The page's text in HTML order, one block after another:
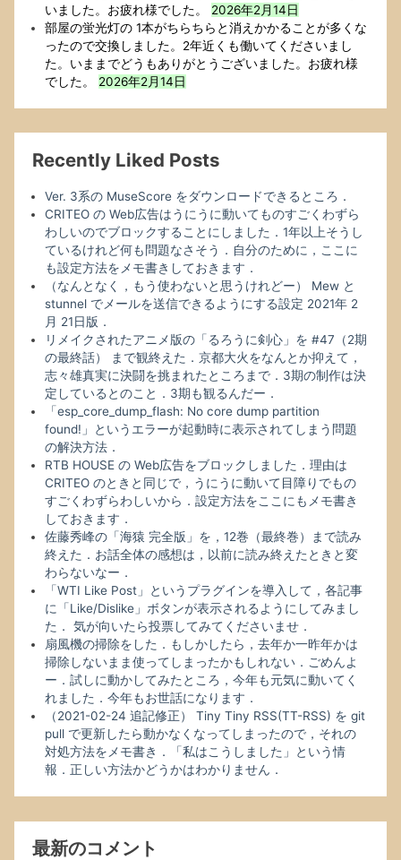
いました。お疲れ様でした。
2026年2月14日
部屋の蛍光灯の 1本がちらちらと消えかかることが多くな
ったので交換しました。2年近くも働いてくださいまし
た。いままでどうもありがとうございました。お疲れ様
でした。
2026年2月14日
Recently Liked Posts
Ver. 3系の MuseScore をダウンロードできるところ．
CRITEO の Web広告はうにうに動いてものすごくわずら
わしいのでブロックすることにしました．1年以上そうし
ているけれど何も問題なさそう．自分のために，ここに
も設定方法をメモ書きしておきます．
（なんとなく，もう使わないと思うけれどー） Mew と
stunnel でメールを送信できるようにする設定 2021年 2
月 21日版．
リメイクされたアニメ版の「るろうに剣心」を #47（2期
の最終話） まで観終えた．京都大火をなんとか抑えて，
志々雄真実に決闘を挑まれたところまで．3期の制作は決
定しているとのこと．3期も観るんだー．
「esp_core_dump_flash: No core dump partition
found!」というエラーが起動時に表示されてしまう問題
の解決方法．
RTB HOUSE の Web広告をブロックしました．理由は
CRITEO のときと同じで，うにうに動いて目障りでもの
すごくわずらわしいから．設定方法をここにもメモ書き
しておきます．
佐藤秀峰の「海猿 完全版」を，12巻（最終巻）まで読み
終えた．お話全体の感想は，以前に読み終えたときと変
わらないなー．
「WTI Like Post」というプラグインを導入して，各記事
に「Like/Dislike」ボタンが表示されるようにしてみまし
た． 気が向いたら投票してみてくださいませ．
扇風機の掃除をした．もしかしたら，去年か一昨年かは
掃除しないまま使ってしまったかもしれない．ごめんよ
ー．試しに動かしてみたところ，今年も元気に動いてく
れました．今年もお世話になります．
（2021-02-24 追記修正） Tiny Tiny RSS(TT-RSS) を git
pull で更新したら動かなくなってしまったので，それの
対処方法をメモ書き．「私はこうしました」という情
報．正しい方法かどうかはわかりません．
最新のコメント